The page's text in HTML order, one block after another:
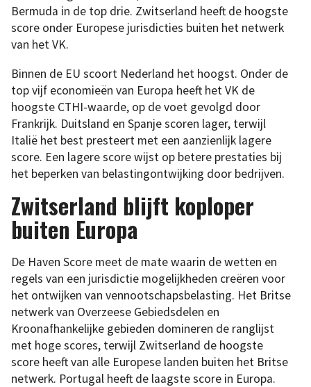
Bermuda in de top drie. Zwitserland heeft de hoogste
score onder Europese jurisdicties buiten het netwerk
van het VK.
Binnen de EU scoort Nederland het hoogst. Onder de
top vijf economieën van Europa heeft het VK de
hoogste CTHI-waarde, op de voet gevolgd door
Frankrijk. Duitsland en Spanje scoren lager, terwijl
Italië het best presteert met een aanzienlijk lagere
score. Een lagere score wijst op betere prestaties bij
het beperken van belastingontwijking door bedrijven.
Zwitserland blijft koploper
buiten Europa
De Haven Score meet de mate waarin de wetten en
regels van een jurisdictie mogelijkheden creëren voor
het ontwijken van vennootschapsbelasting. Het Britse
netwerk van Overzeese Gebiedsdelen en
Kroonafhankelijke gebieden domineren de ranglijst
met hoge scores, terwijl Zwitserland de hoogste
score heeft van alle Europese landen buiten het Britse
netwerk. Portugal heeft de laagste score in Europa.